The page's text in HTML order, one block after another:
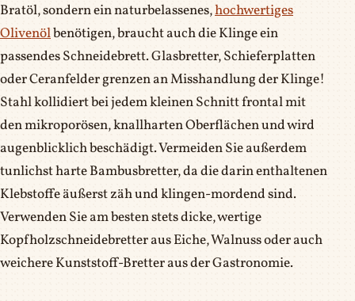
Bratöl, sondern ein naturbelassenes,hochwertiges
Olivenölbenötigen, braucht auch die Klinge ein
passendes Schneidebrett. Glasbretter, Schieferplatten
oder Ceranfelder grenzen an Misshandlung der Klinge!
Stahl kollidiert bei jedem kleinen Schnitt frontal mit
den mikroporösen, knallharten Oberflächen und wird
augenblicklich beschädigt. Vermeiden Sie außerdem
tunlichst harte Bambusbretter, da die darin enthaltenen
Klebstoffe äußerst zäh und klingen-mordend sind.
Verwenden Sie am besten stets dicke, wertige
Kopfholzschneidebretter aus Eiche, Walnuss oder auch
weichere Kunststoff-Bretter aus der Gastronomie.